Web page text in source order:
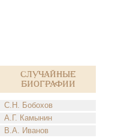
Случайные
биографии
С.Н. Бобохов
А.Г. Камынин
В.А. Иванов